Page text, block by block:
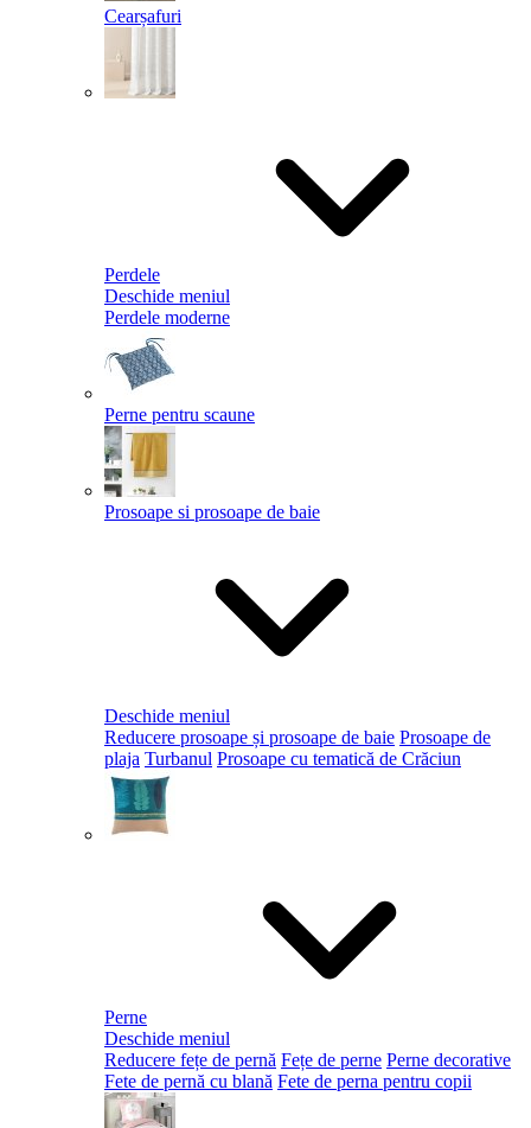
Cearșafuri
Perdele
Deschide meniul
Perdele moderne
Perne pentru scaune
Prosoape si prosoape de baie
Deschide meniul
Reducere prosoape și prosoape de baie Prosoape de
plaja Turbanul Prosoape cu tematică de Crăciun
Perne
Deschide meniul
Reducere fețe de pernă Fețe de perne Perne decorative
Fete de pernă cu blană Fete de perna pentru copii